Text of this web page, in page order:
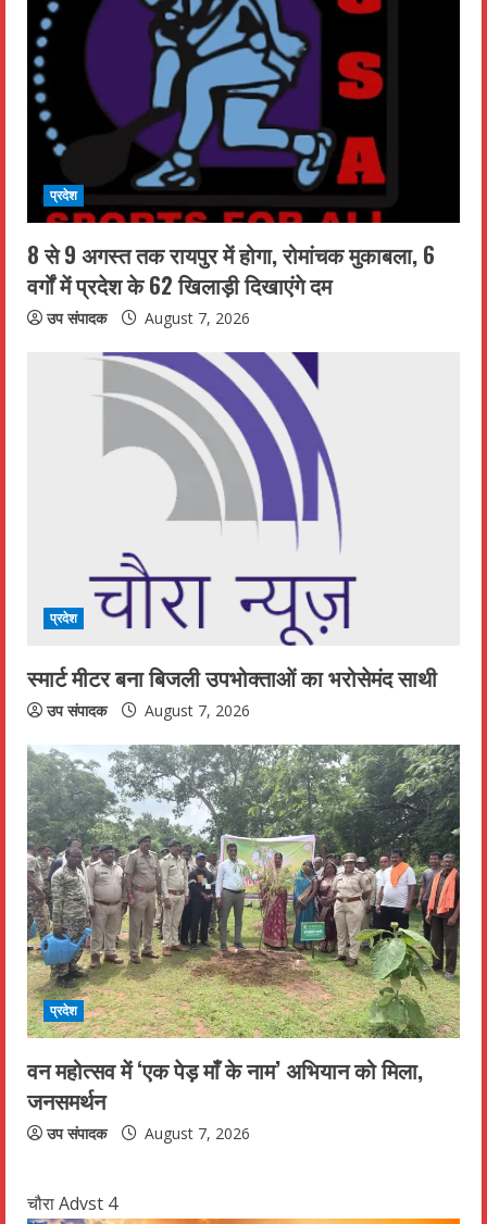
R
e
a
n
g
प्रदेश
8 से 9 अगस्त तक रायपुर में होगा, रोमांचक मुकाबला, 6
वर्गों में प्रदेश के 62 खिलाड़ी दिखाएंगे दम
उप संपादक August 7, 2026
प्रदेश
स्मार्ट मीटर बना बिजली उपभोक्ताओं का भरोसेमंद साथी
उप संपादक August 7, 2026
प्रदेश
वन महोत्सव में ‘एक पेड़ माँ के नाम’ अभियान को मिला,
जनसमर्थन
उप संपादक August 7, 2026
चौरा Advst 4